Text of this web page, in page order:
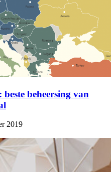
beheersing van
2019